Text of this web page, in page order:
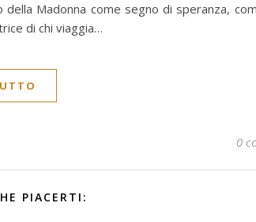
Madonna come segno di speranza,
di chi viaggia…
0
PIACERTI: